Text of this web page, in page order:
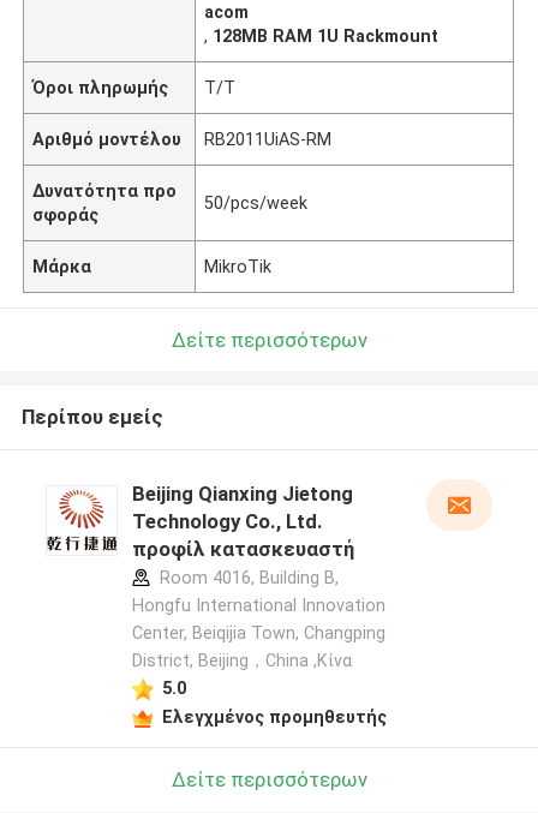
acom
, 128MB RAM 1U Rackmount
Όροι πληρωμής T/T
Αριθμό μοντέλου RB2011UiAS-RM
Δυνατότητα προ
σφοράς
50/pcs/week
Μάρκα MikroTik
Δείτε περισσότερων
Περίπου εμείς
Beijing Qianxing Jietong
Technology Co., Ltd.
προφίλ κατασκευαστή
Room 4016, Building B,
Hongfu International Innovation
Center, Beiqijia Town, Changping
District, Beijing，China ,Κίνα
5.0
Ελεγχμένος προμηθευτής
Δείτε περισσότερων